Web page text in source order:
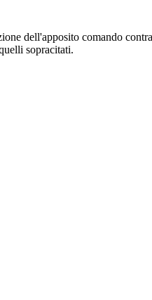
dell'apposito comando
sopracitati.